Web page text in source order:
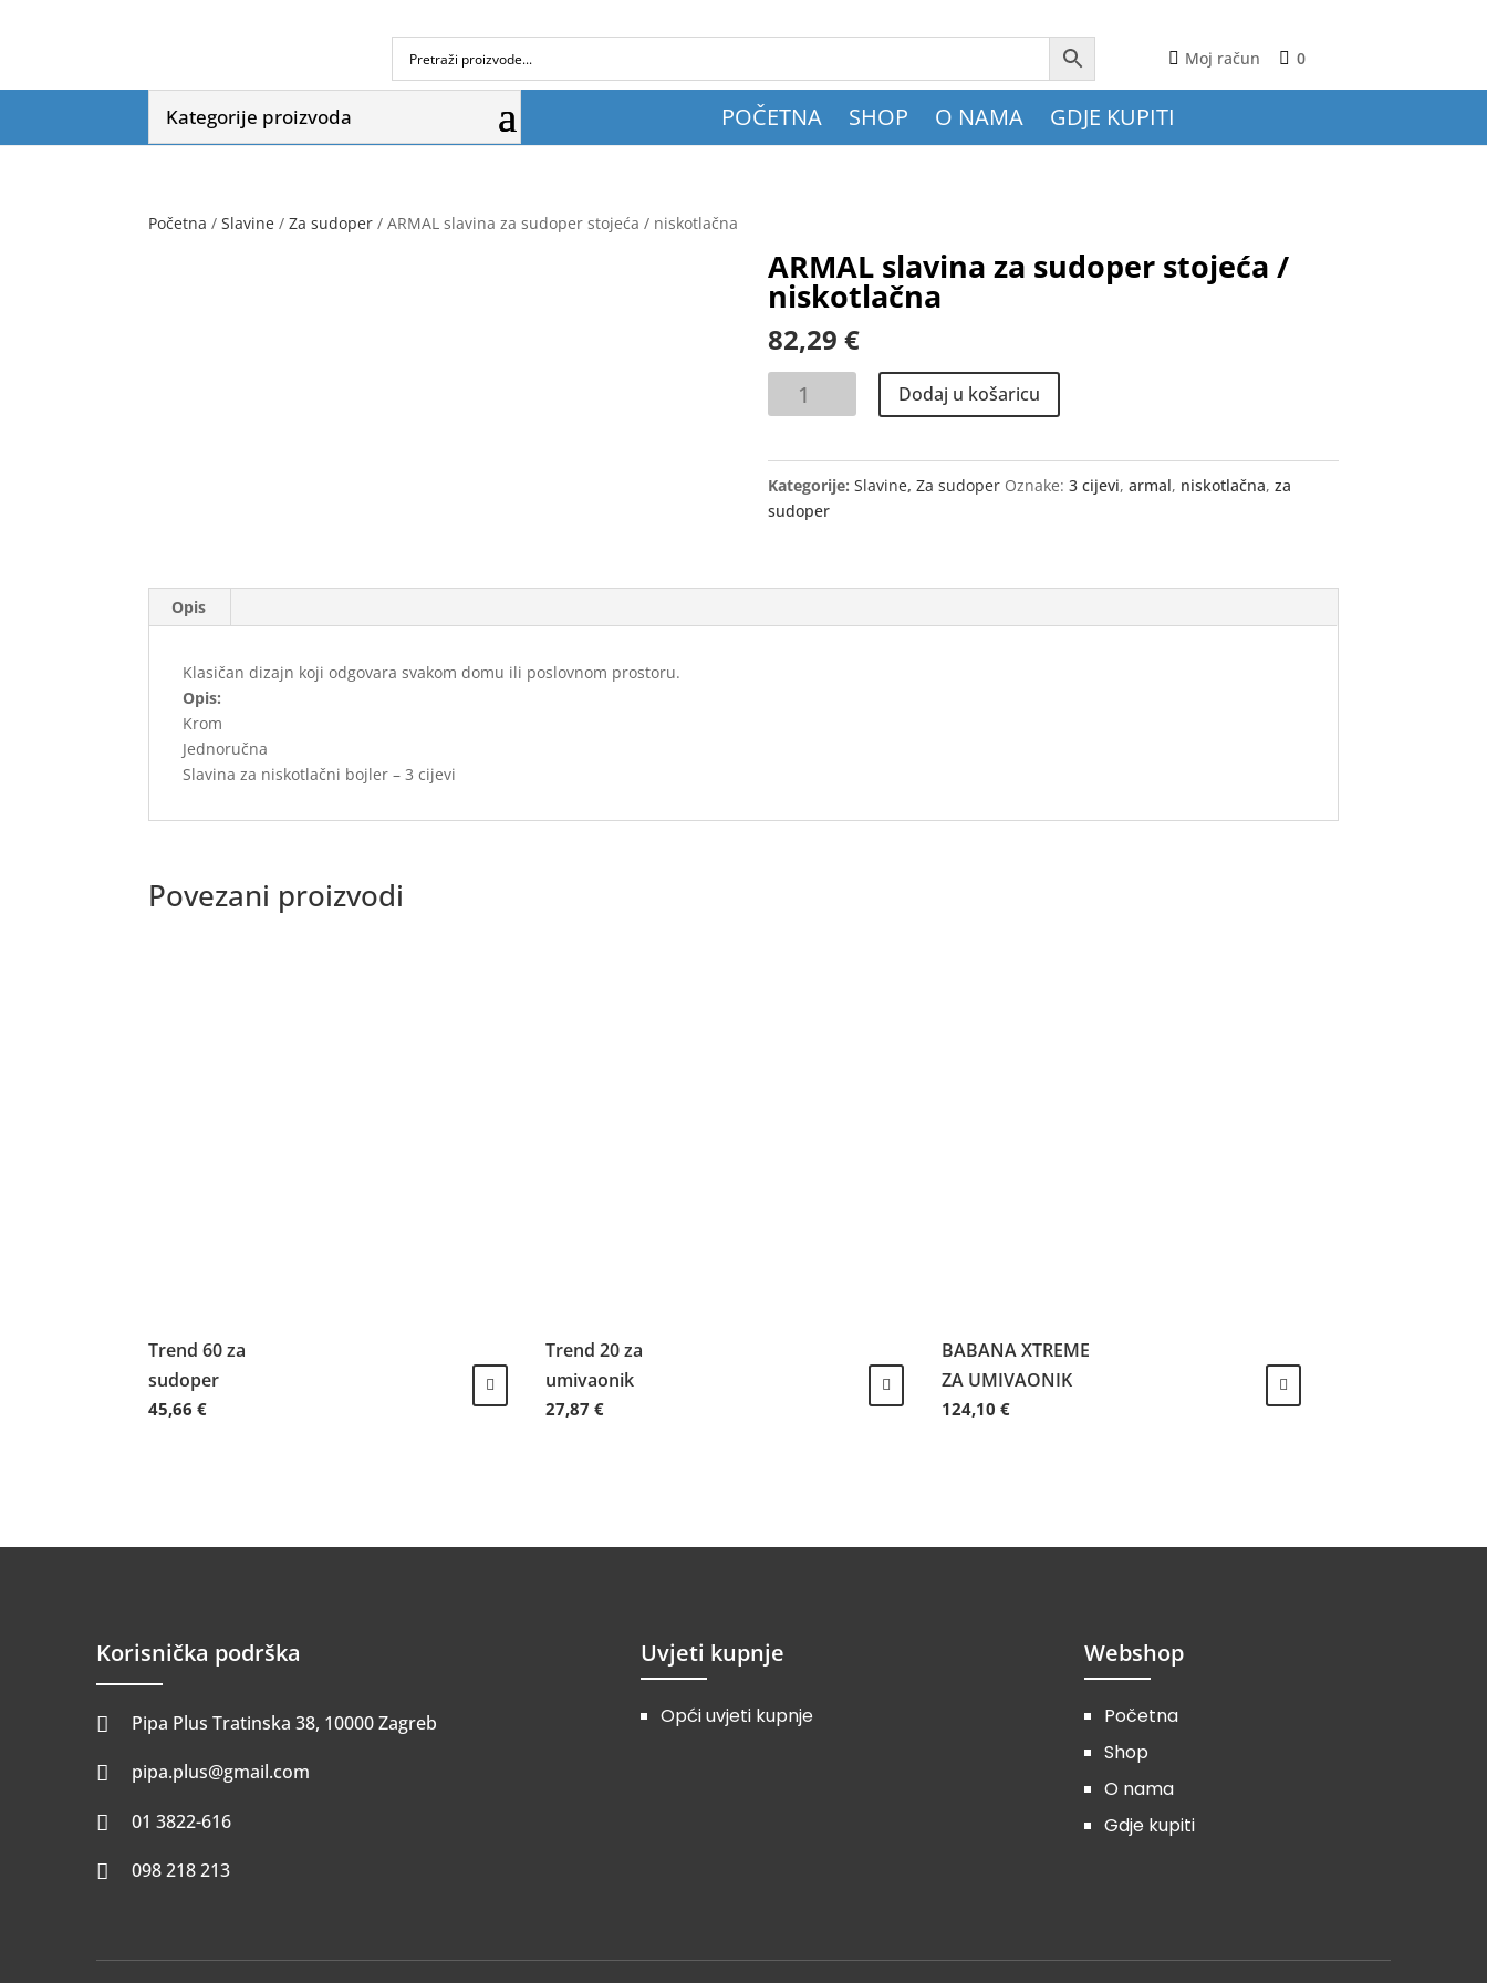
0
Moj račun
Kategorije proizvoda POČETNA SHOP O NAMA GDJE KUPITI
Početna /Slavine /Za sudoper / ARMAL slavina za sudoper stojeća / niskotlačna
ARMAL slavina za sudoper stojeća /
niskotlačna
82,29 €
ARMAL
slavina
sudoper
stojeća
/
Dodaj u košaricu
Kategorije: Slavine, Za sudoper Oznake: 3 cijevi, armal, niskotlačna, za
sudoper
Opis
Klasičan dizajn koji odgovara svakom domu ili poslovnom prostoru.
Opis:
Krom
Jednoručna
Slavina za niskotlačni bojler – 3 cijevi
Povezani proizvodi
Trend 60 za
sudoper
45,66€
Trend 20 za
umivaonik
27,87 €
BABANA XTREME
ZA UMIVAONIK
124,10€
Korisnička podrška
 Pipa Plus Tratinska 38, 10000 Zagreb
 pipa.plus@gmail.com
 01 3822-616
 098 218 213
Uvjeti kupnje
Opći uvjeti kupnje
Webshop
Početna
Shop
O nama
Gdje kupiti